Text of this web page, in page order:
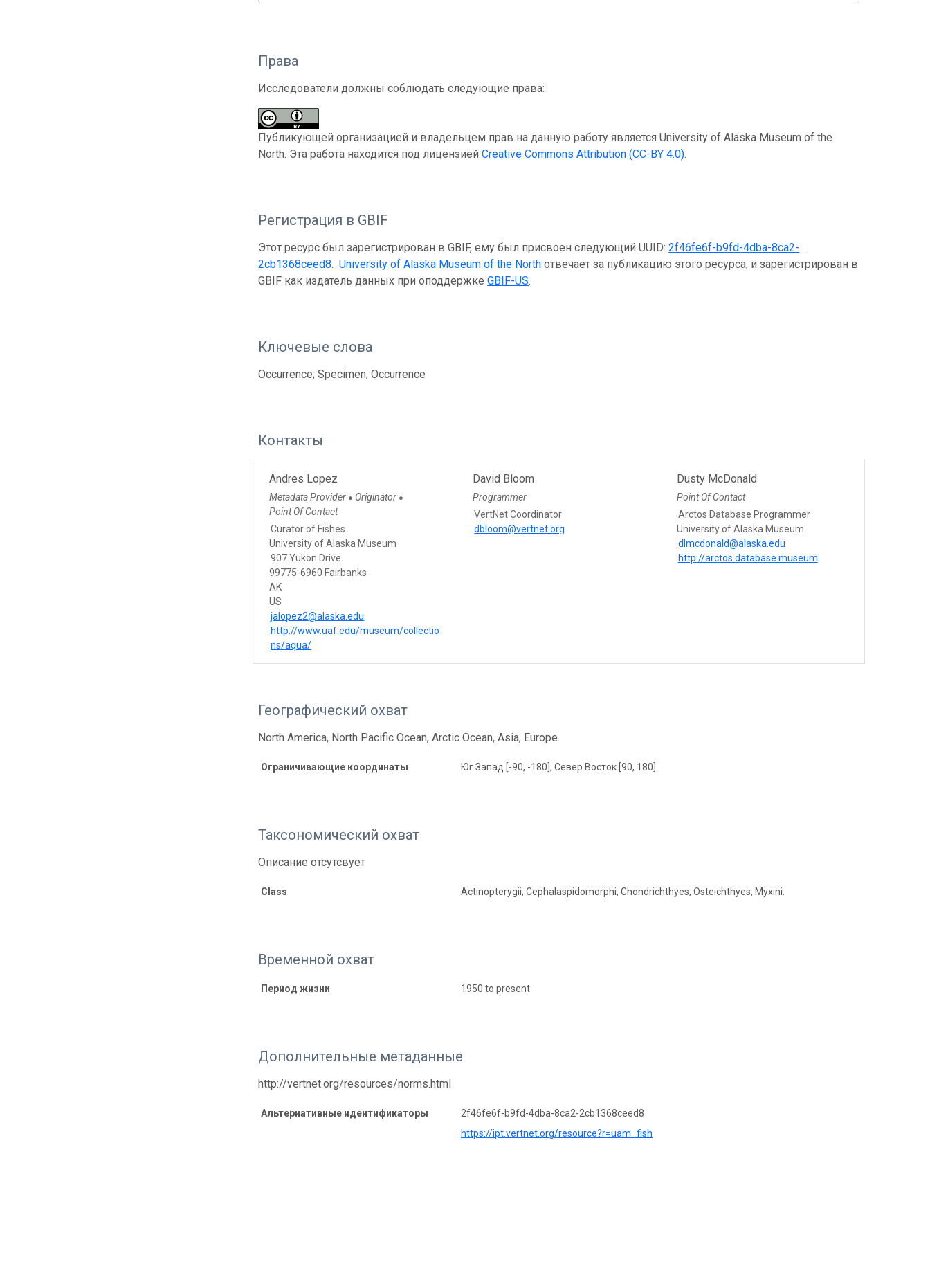
Права
Исследователи должны соблюдать следующие права:
Публикующей организацией и владельцем прав на данную работу является University of Alaska Museum of the
North. Эта работа находится под лицензиейCreative Commons Attribution (CC-BY 4.0).
Регистрация в GBIF
Этот ресурс был зарегистрирован в GBIF, ему был присвоен следующий UUID:2f46fe6f-b9fd-4dba-8ca2-
2cb1368ceed8.University of Alaska Museum of the North отвечает за публикацию этого ресурса, и зарегистрирован в
GBIF как издатель данных при оподдержкеGBIF-US.
Ключевые слова
Occurrence; Specimen; Occurrence
Контакты
Andres Lopez
Metadata Provider ● Originator ●
Point Of Contact
Curator of Fishes
University of Alaska Museum
907 Yukon Drive
99775-6960 Fairbanks
AK
US
jalopez2@alaska.edu
http://www.uaf.edu/museum/collectio
ns/aqua/
David Bloom
Programmer
VertNet Coordinator
dbloom@vertnet.org
Dusty McDonald
Point Of Contact
Arctos Database Programmer
University of Alaska Museum
dlmcdonald@alaska.edu
http://arctos.database.museum
Географический охват
North America, North Pacific Ocean, Arctic Ocean, Asia, Europe.
Ограничивающие координаты Юг Запад [-90, -180], Север Восток [90, 180]
Таксономический охват
Описание отсутсвует
Class Actinopterygii, Cephalaspidomorphi, Chondrichthyes, Osteichthyes, Myxini.
Временной охват
Период жизни 1950 to present
Дополнительные метаданные
http://vertnet.org/resources/norms.html
Альтернативные идентификаторы
2f46fe6f-b9fd-4dba-8ca2-2cb1368ceed8
https://ipt.vertnet.org/resource?r=uam_fish